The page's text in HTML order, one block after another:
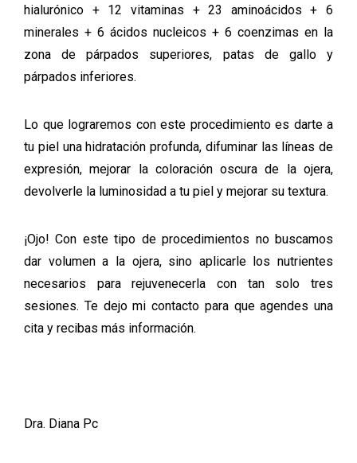
hialurónico + 12 vitaminas + 23 aminoácidos + 6
minerales + 6 ácidos nucleicos + 6 coenzimas en la
zona de párpados superiores, patas de gallo y
párpados inferiores.
Lo que lograremos con este procedimiento es darte a
tu piel una hidratación profunda, difuminar las líneas de
expresión, mejorar la coloración oscura de la ojera,
devolverle la luminosidad a tu piel y mejorar su textura.
¡Ojo! Con este tipo de procedimientos no buscamos
dar volumen a la ojera, sino aplicarle los nutrientes
necesarios para rejuvenecerla con tan solo tres
sesiones. Te dejo mi contacto para que agendes una
cita y recibas más información.
Dra. Diana Pc